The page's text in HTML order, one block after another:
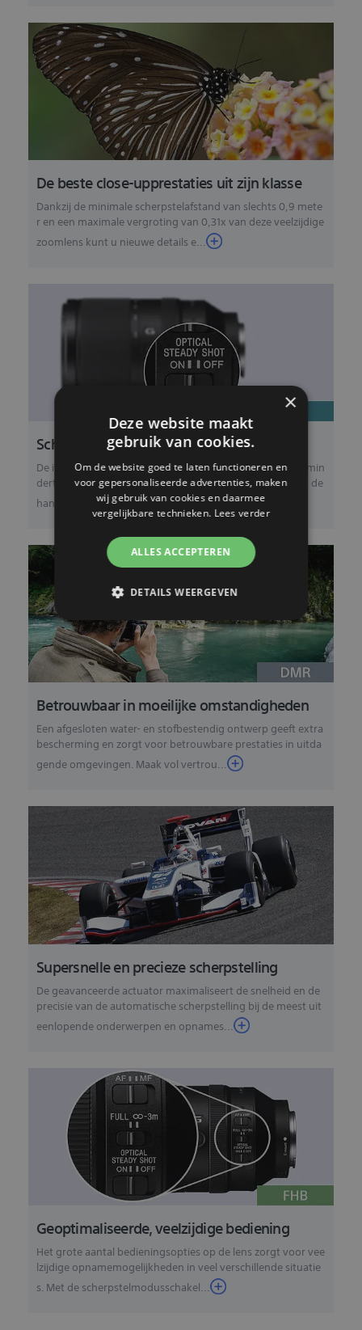
De beste close-upprestaties uit zijn klasse
Dankzij de minimale scherpstelafstand van slechts 0,9 mete
r en een maximale vergroting van 0,31x van deze veelzijdige
zoomlens kunt u nieuwe details e...
Scherpe, duidelijke opnamen uit de hand
De ingebouwde Optical SteadyShot-beeldstabilisatie vermin
dert de effecten van camerabewegingen bij opnamen uit de
hand, waardoor u eenvoudig duidelijk...
Betrouwbaar in moeilijke omstandigheden
Een afgesloten water- en stofbestendig ontwerp geeft extra
bescherming en zorgt voor betrouwbare prestaties in uitda
gende omgevingen. Maak vol vertrou...
Supersnelle en precieze scherpstelling
De geavanceerde actuator maximaliseert de snelheid en de
precisie van de automatische scherpstelling bij de meest uit
eenlopende onderwerpen en opnames...
Geoptimaliseerde, veelzijdige bediening
Het grote aantal bedieningsopties op de lens zorgt voor vee
lzijdige opnamemogelijkheden in veel verschillende situatie
s. Met de scherpstelmodusschakel...
×
Deze website maakt
gebruik van cookies.
Om de website goed te laten functioneren en
voor gepersonaliseerde advertenties, maken
wij gebruik van cookies en daarmee
vergelijkbare technieken. Lees verder
ALLES ACCEPTEREN
DETAILS WEERGEVEN